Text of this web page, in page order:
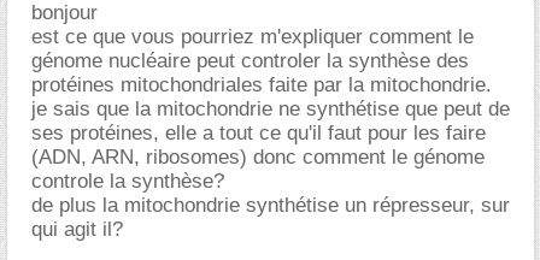
bonjour
est ce que vous pourriez m'expliquer comment le
génome nucléaire peut controler la synthèse des
protéines mitochondriales faite par la mitochondrie.
je sais que la mitochondrie ne synthétise que peut de
ses protéines, elle a tout ce qu'il faut pour les faire
(ADN, ARN, ribosomes) donc comment le génome
controle la synthèse?
de plus la mitochondrie synthétise un répresseur, sur
qui agit il?